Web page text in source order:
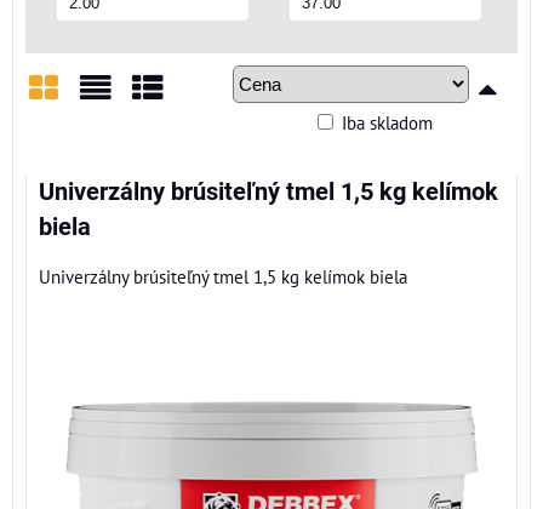
Iba skladom
Univerzálny brúsiteľný tmel 1,5 kg kelímok
biela
Univerzálny brúsiteľný tmel 1,5 kg kelímok biela